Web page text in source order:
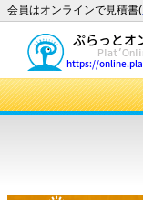
会員はオンラインで見積書(